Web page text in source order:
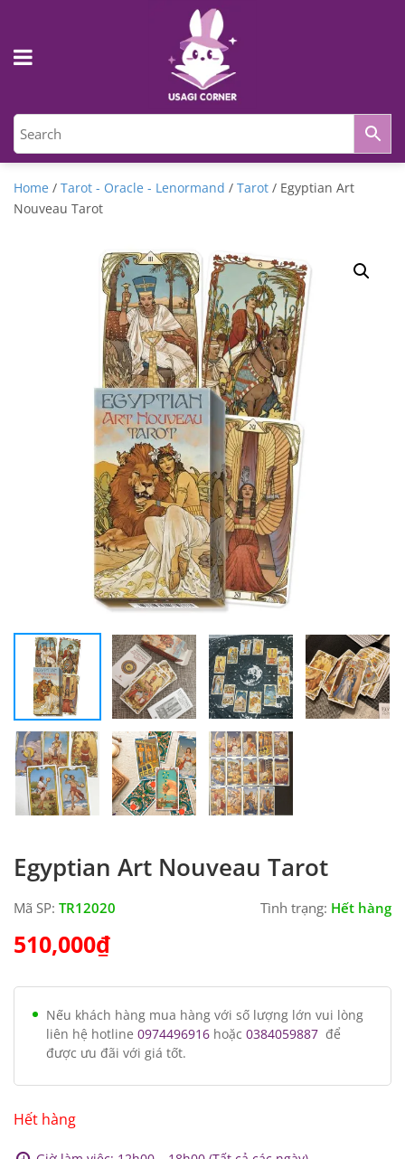
Home / Tarot - Oracle - Lenormand / Tarot / Egyptian Art
Nouveau Tarot
Egyptian Art Nouveau Tarot
Mã SP: TR12020 Tình trạng: Hết hàng
510,000₫
Nếu khách hàng mua hàng với số lượng lớn vui lòng
liên hệ hotline 0974496916 hoặc 0384059887 để
được ưu đãi với giá tốt.
Hết hàng